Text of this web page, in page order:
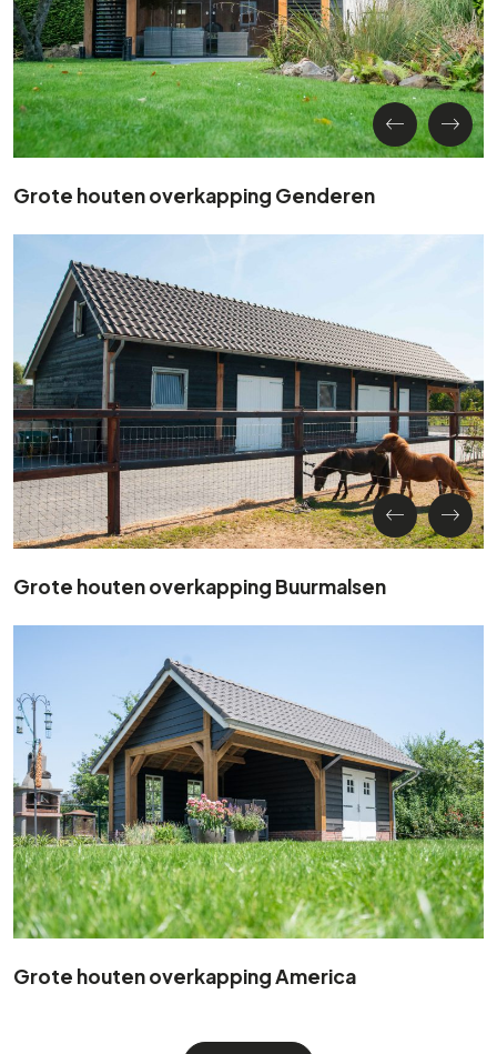
Grote houten overkapping Genderen
Grote houten overkapping Buurmalsen
Grote houten overkapping America